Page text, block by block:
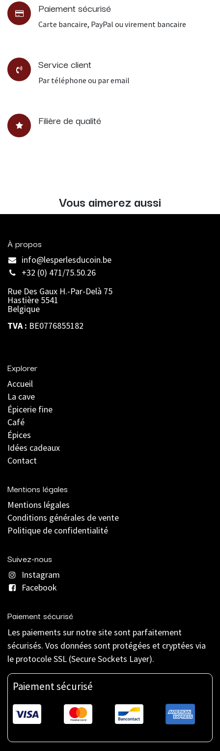
Paiement sécurisé
Carte bancaire, PayPal ou virement bancaire
Service client
Par téléphone ou par email
Filière de qualité
Vous aimerez aussi
À propos
info@lesperlesducoin.be​
+32 (0) 471/75.50.26
Rue Des Gaux H.-Par-Delà 75
Hastière 5541
Belgique
TVA : BE0776855182
Explorer
Accueil
La cave
Épicerie fine
Café
Épices
Idées cadeaux
Contact
Mentions légales
Mentions légales
Conditions générales de vente
Politique de confidentialité
Suivez-nous
Instagram
Facebook
Paiement sécurisé
Les paiements sur notre site sont parfaitement
sécurisés. Vos données sont protégées et cryptées via
le protocole SSL (Secure Sockets Layer).
Paiement sécurisé